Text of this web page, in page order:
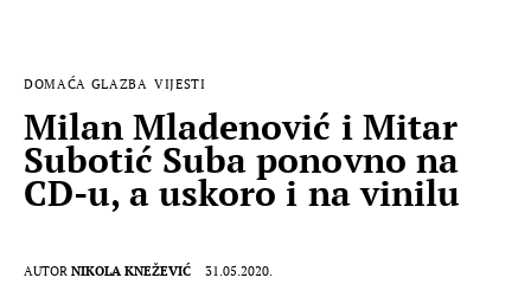
MUSIC BOX
DOMAĆA GLAZBA VIJESTI
Milan Mladenović i Mitar
Subotić Suba ponovno na
CD-u, a uskoro i na vinilu
AUTOR NIKOLA KNEŽEVIĆ 31.05.2020.